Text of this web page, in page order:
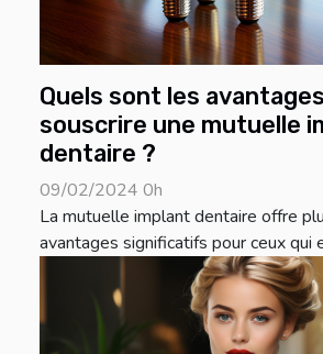
Quels sont les
souscrire une mutuelle
dentaire ?
09/02/2024 0h
La mutuelle implant dentaire offre
avantages significatifs pour ceux qui